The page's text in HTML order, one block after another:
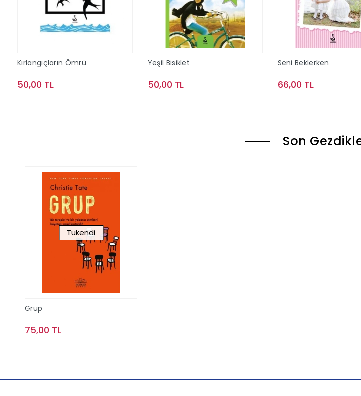
Kırlangıçların Ömrü
50,00 TL
Yeşil Bisiklet
50,00 TL
Seni Beklerken
66,00 TL
Son
Tükendi
Grup
75,00 TL